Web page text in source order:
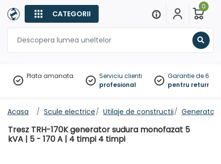
CATEGORII
0
Plata amanata
Serviciu clienti
profesional
Garantie de 60
pentru
Acasa Scule electrice Utilaje de constructii
Tresz TRH-170K generator sudura monofazat 5
kVA | 5 - 170 A | 4 timpi 4 timpi